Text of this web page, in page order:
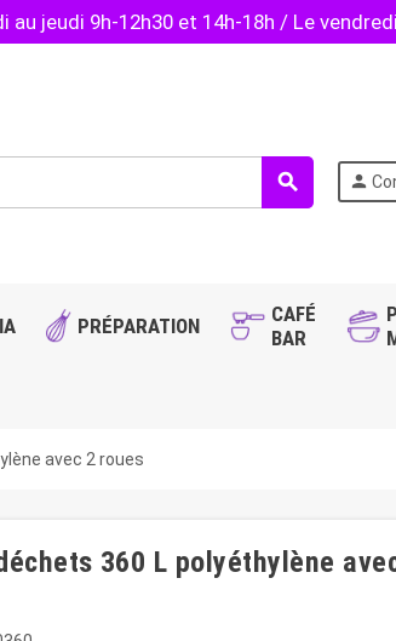
au jeudi 9h-12h30 et 14h-18h / Le
search person
PRÉPARATION
CAFÉ
BAR
avec 2 roues
360 L polyéthylène